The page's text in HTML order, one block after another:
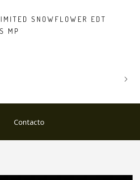
SNOWFLOWER EDT
MP
Contacto